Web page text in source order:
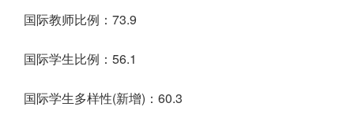
国际教师比例：73.9
国际学生比例：56.1
国际学生多样性(新增)：60.3